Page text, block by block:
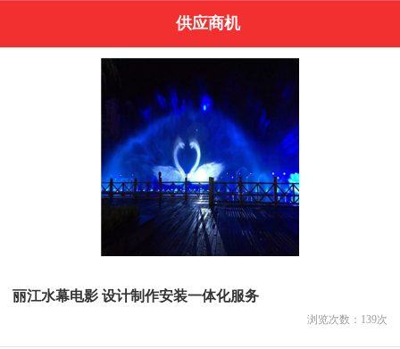
供应商机
丽江水幕电影 设计制作安装一体化服务
浏览次数： 139次